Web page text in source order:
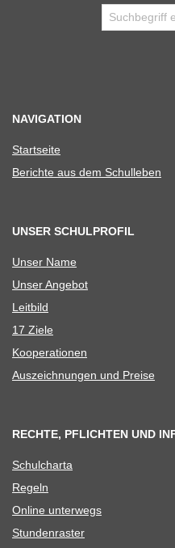
NAVIGATION
Start­seite
Berichte aus dem Schulleben
UNSER SCHULPROFIL
Unser Name
Unser Ange­bot
Leit­bild
17 Ziele
Koope­ra­tio­nen
Aus­zeich­nun­gen und Preise
RECHTE, PFLICHTEN UND
Schul­charta
Regeln
Online unter­wegs
Stun­den­ras­ter